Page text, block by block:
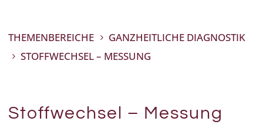
THEMENBEREICHE 5 GANZHEITLICHE DIAGNOSTIK
5 STOFFWECHSEL – MESSUNG
Stoffwechsel – Messung